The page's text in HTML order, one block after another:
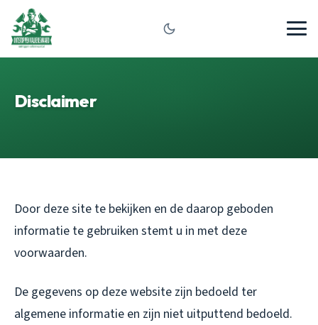
Disclaimer
Door deze site te bekijken en de daarop geboden
informatie te gebruiken stemt u in met deze
voorwaarden.
De gegevens op deze website zijn bedoeld ter
algemene informatie en zijn niet uitputtend bedoeld.